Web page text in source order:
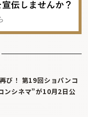
び！ 第19回ショパンコ
ンシネマ”が10月2日公